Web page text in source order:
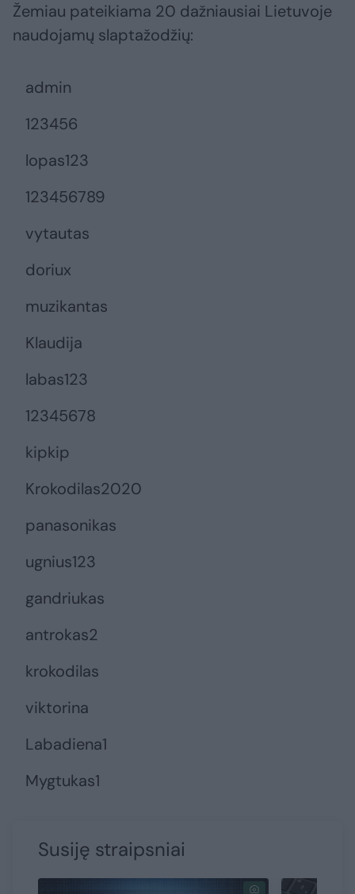
Žemiau pateikiama 20 dažniausiai Lietuvoje
naudojamų slaptažodžių:
admin
123456
lopas123
123456789
vytautas
doriux
muzikantas
Klaudija
labas123
12345678
kipkip
Krokodilas2020
panasonikas
ugnius123
gandriukas
antrokas2
krokodilas
viktorina
Labadiena1
Mygtukas1
Susiję straipsniai